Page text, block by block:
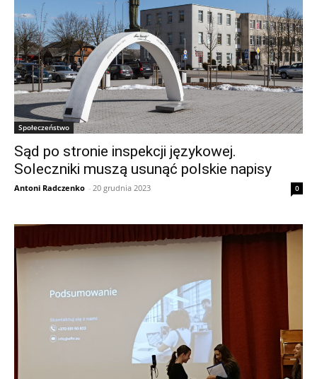
Społeczeństwo
Sąd po stronie inspekcji językowej.
Soleczniki muszą usunąć polskie napisy
Antoni Radczenko - 20 grudnia 2023 0